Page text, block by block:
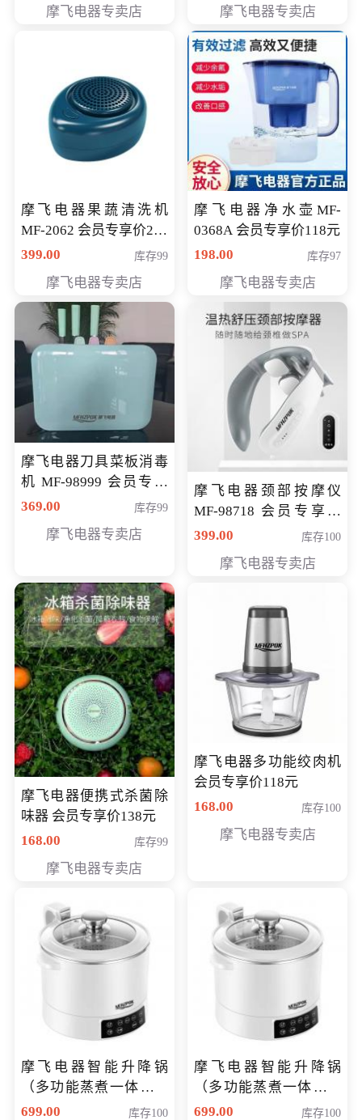
摩飞电器专卖店 摩飞电器专卖店
摩飞电器果蔬清洗机
MF-2062 会员专享价268
元
399.00 库存99
摩飞电器专卖店
摩飞电器净水壶MF-
0368A 会员专享价118元
198.00
库存97
摩飞电器专卖店
摩飞电器刀具菜板消毒
机 MF-98999 会员专享
价286元
369.00 库存99
摩飞电器专卖店
摩飞电器颈部按摩仪
MF-98718 会员专享价
299元
399.00 库存100
摩飞电器专卖店
摩飞电器便携式杀菌除
味器 会员专享价138元
168.00
库存99
摩飞电器专卖店
摩飞电器多功能绞肉机
会员专享价118元
168.00
库存100
摩飞电器专卖店
摩飞电器智能升降锅
（多功能蒸煮一体锅）
（智能升降养生锅） 会
699.00 库存100
摩飞电器智能升降锅
（多功能蒸煮一体锅）
（智能升降养生锅） 会
699.00 库存100